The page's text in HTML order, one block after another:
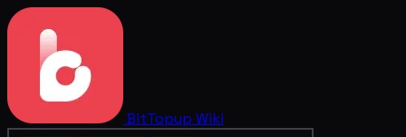
BitTopup Wiki